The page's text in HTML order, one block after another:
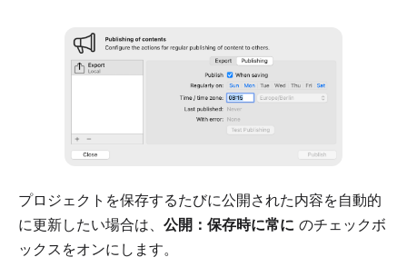
プロジェクトを保存するたびに公開された内容を自動的
に更新したい場合は、 公開：保存時に常に のチェックボ
ックスをオンにします。